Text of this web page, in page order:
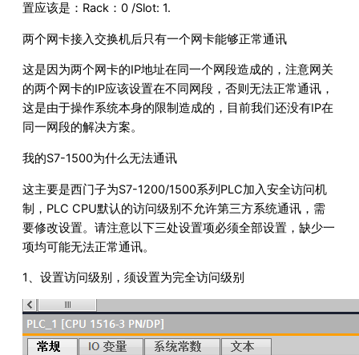
置应该是：Rack：0 /Slot: 1.
两个网卡接入交换机后只有一个网卡能够正常通讯
这是因为两个网卡的IP地址在同一个网段造成的，注意网关
的两个网卡的IP应该设置在不同网段，否则无法正常通讯，
这是由于操作系统本身的限制造成的，目前我们还没有IP在
同一网段的解决方案。
我的S7-1500为什么无法通讯
这主要是西门子为S7-1200/1500系列PLC加入安全访问机
制，PLC CPU默认的访问级别不允许第三方系统通讯，需
要修改设置。请注意以下三处设置项必须全部设置，缺少一
项均可能无法正常通讯。
1、设置访问级别，须设置为完全访问级别